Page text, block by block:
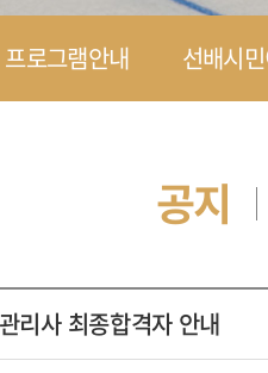
프로그램안내 선배시
공지
리사 최종합격자 안내